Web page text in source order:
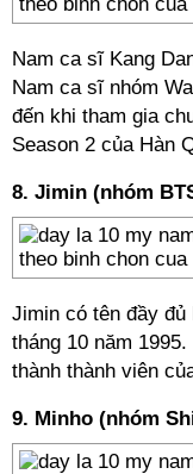
Nam ca sĩ Kang
Nam ca sĩ nhóm
đến khi tham gia
Season 2 của Hàn
8. Jimin (nhóm
Jimin có tên đầy đủ
tháng 10 năm 1995.
thành thành viên
9. Minho (nhóm